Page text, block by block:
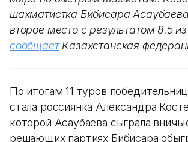
шахматистка Бибисара
второе место с результатом 8.5 из
сообщаетКазахстанская
По итогам 11 туров
стала россиянка Александра
которой Асаубаева сыграла
решающих партиях Бибисара